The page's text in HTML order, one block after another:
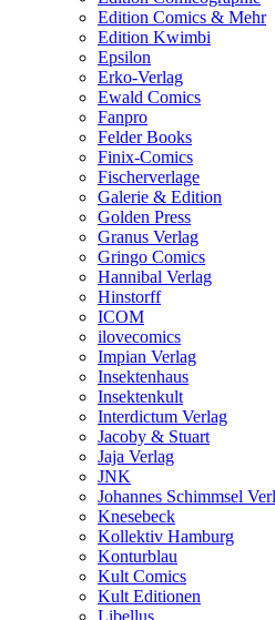
Edition Comics & Mehr
Edition Kwimbi
Epsilon
Erko-Verlag
Ewald Comics
Fanpro
Felder Books
Finix-Comics
Fischerverlage
Galerie & Edition
Golden Press
Granus Verlag
Gringo Comics
Hannibal Verlag
Hinstorff
ICOM
ilovecomics
Impian Verlag
Insektenhaus
Insektenkult
Interdictum Verlag
Jacoby & Stuart
Jaja Verlag
JNK
Johannes Schimmsel
Knesebeck
Kollektiv Hamburg
Konturblau
Kult Comics
Kult Editionen
Libellus